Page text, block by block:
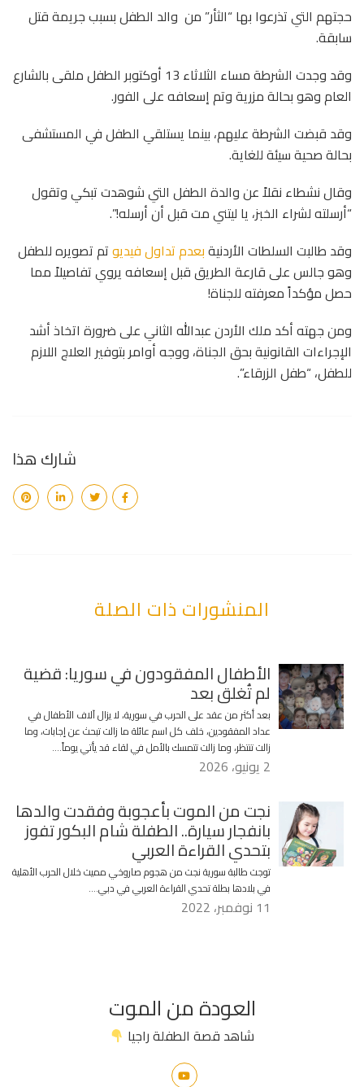
حجتهم التي تذرعوا بها “الثأر” من والد الطفل بسبب جريمة قتل
سابقة.
وقد وجدت الشرطة مساء الثلاثاء 13 أوكتوبر الطفل ملقى بالشارع
العام وهو بحالة مزرية وتم إسعافه على الفور.
وقد قبضت الشرطة عليهم، بينما يستلقي الطفل في المستشفى
بحالة صحية سيئة للغاية.
وقال نشطاء نقلاً عن والدة الطفل التي شوهدت تبكي وتقول
“أرسلته لشراء الخبز، يا ليتني مت قبل أن أرسله!”.
وقد طالبت السلطات الأردنيةبعدم تداول فيديوتم تصويره للطفل
وهو جالس على قارعة الطريق قبل إسعافه يروي تفاصيلاً مما
حصل مؤكداً معرفته للجناة!
ومن جهته أكد ملك الأردن عبدالله الثاني على ضرورة اتخاذ أشد
الإجراءات القانونية بحق الجناة، ووجه أوامر بتوفير العلاج اللازم
للطفل، “طفل الزرقاء”.
شارك هذا
المنشورات ذات الصلة
الأطفال المفقودون في سوريا: قضية
لم تُغلق بعد
بعد أكثر من عقد على الحرب في سورية، لا يزال آلاف الأطفال في
عداد المفقودين، خلف كل اسم عائلة ما زالت تبحث عن إجابات، وما
زالت تنتظر، وما زالت تتمسك بالأمل في لقاء قد يأتي يوماً….
2 يونيو، 2026
نجت من الموت بأعجوبة وفقدت والدها
بانفجار سيارة.. الطفلة شام البكور تفوز
بتحدي القراءة العربي
توجت طالبة سورية نجت من هجوم صاروخي مميت خلال الحرب الأهلية
في بلادها بطلة تحدي القراءة العربي في دبي….
11 نوفمبر، 2022
العودة من الموت
شاهد قصة الطفلة راجيا